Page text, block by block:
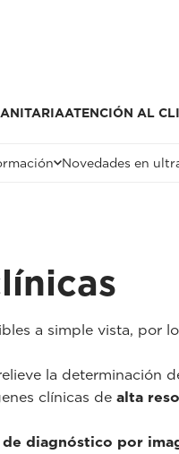
ATENCIÓN AL
Novedades en
a simple vista, por
la determinación
clínicas de alta
de diagnóstico por